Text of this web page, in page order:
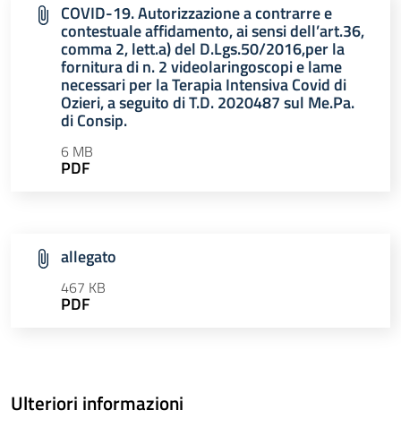
COVID-19. Autorizzazione a contrarre e
contestuale affidamento, ai sensi dell’art.36,
comma 2, lett.a) del D.Lgs.50/2016,per la
fornitura di n. 2 videolaringoscopi e lame
necessari per la Terapia Intensiva Covid di
Ozieri, a seguito di T.D. 2020487 sul Me.Pa.
di Consip.
6 MB
PDF
allegato
467 KB
PDF
Ulteriori informazioni